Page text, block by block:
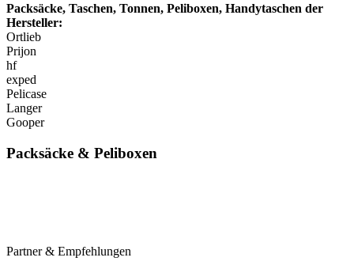
Packsäcke, Taschen, Tonnen, Peliboxen, Handytaschen der
Hersteller:
Ortlieb
Prijon
hf
exped
Pelicase
Langer
Gooper
Packsäcke & Peliboxen
Partner & Empfehlungen